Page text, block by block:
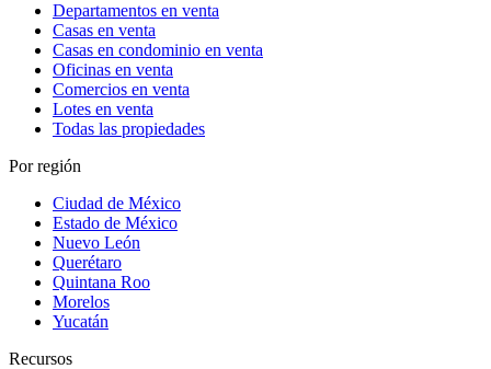
Departamentos en venta
Casas en venta
Casas en condominio en venta
Oficinas en venta
Comercios en venta
Lotes en venta
Todas las propiedades
Por región
Ciudad de México
Estado de México
Nuevo León
Querétaro
Quintana Roo
Morelos
Yucatán
Recursos